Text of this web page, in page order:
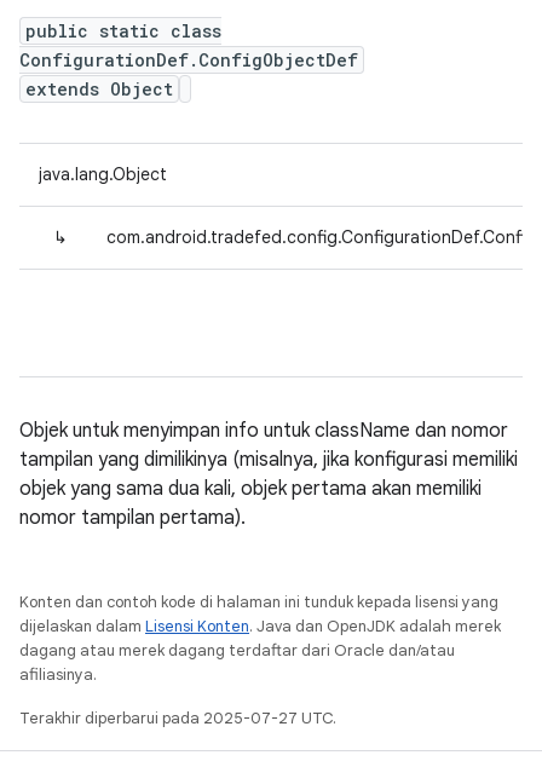
public static class
ConfigurationDef.ConfigObjectDef
extends Object
java.lang.Object
↳
Objek untuk menyimpan info untuk className dan nomor
tampilan yang dimilikinya (misalnya, jika konfigurasi memiliki
objek yang sama dua kali, objek pertama akan memiliki
nomor tampilan pertama).
Konten dan contoh kode di halaman ini tunduk kepada lisensi yang
dijelaskan dalam Lisensi Konten. Java dan OpenJDK adalah merek
dagang atau merek dagang terdaftar dari Oracle dan/atau
afiliasinya.
Terakhir diperbarui pada 2025-07-27 UTC.